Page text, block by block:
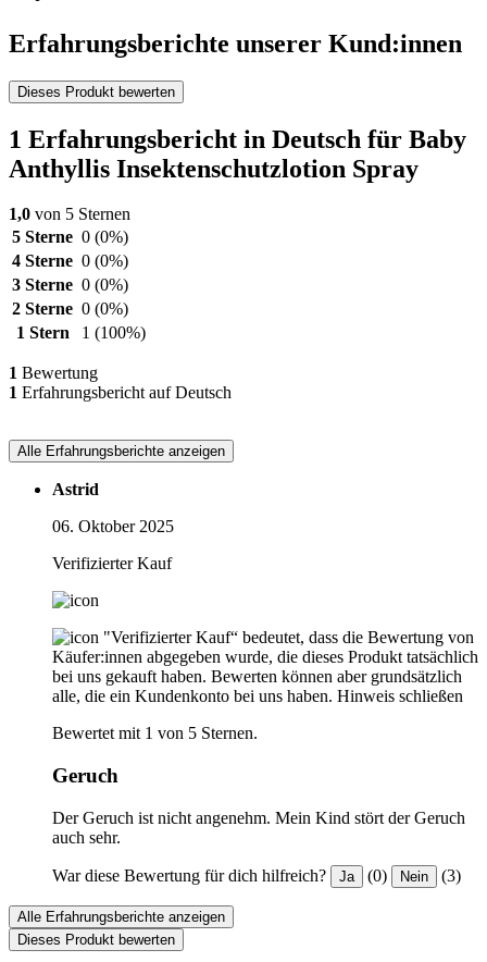
Erfahrungsberichte unserer Kund:innen
Dieses Produkt bewerten
1 Erfahrungsbericht in Deutsch für Baby
Anthyllis Insektenschutzlotion Spray
1,0 von 5 Sternen
5 Sterne 0 (0%)
4 Sterne 0 (0%)
3 Sterne 0 (0%)
2 Sterne 0 (0%)
1 Stern
1 (100%)
1 Bewertung
1 Erfahrungsbericht auf Deutsch
Alle Erfahrungsberichte anzeigen
Astrid
06. Oktober 2025
Verifizierter Kauf
"Verifizierter Kauf“ bedeutet, dass die Bewertung von
Käufer:innen abgegeben wurde, die dieses Produkt tatsächlich
bei uns gekauft haben. Bewerten können aber grundsätzlich
alle, die ein Kundenkonto bei uns haben. Hinweis schließen
Bewertet mit 1 von 5 Sternen.
Geruch
Der Geruch ist nicht angenehm. Mein Kind stört der Geruch
auch sehr.
War diese Bewertung für dich hilfreich? Ja (0) Nein (3)
Alle Erfahrungsberichte anzeigen
Dieses Produkt bewerten